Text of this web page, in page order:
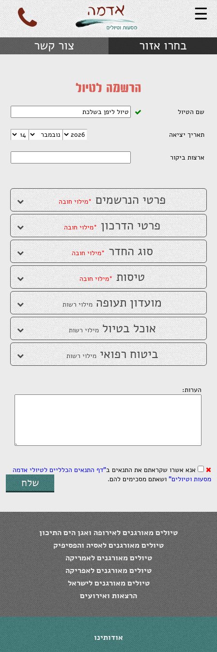
☰
צור קשר בחרו אזור
הרשמה לטיול
שם הטיול
תאריך יציאה
ארצות ביקור
פרטי הנרשמים*מילוי חובה
פרטי הדרכון*מילוי חובה
סוג החדר*מילוי חובה
טיסות*מילוי חובה
מועדון תעופהמילוי רשות
אוכל בטיולמילוי רשות
ביטוח רפואימילוי רשות
הערות:
אנא אשרו שקראתם את התנאים ב"דף התנאים הכלליים לטיולי אדמה
מסעות וטיולים” ושאתם מסכימים להם. שלח
טיולים מאורגנים לאירופה ואגן הים התיכון
טיולים מאורגנים לאסיה והפסיפיק
טיולים מאורגנים לאמריקה
טיולים מאורגנים לאפריקה
טיולים מאורגנים לישראל
הרצאות ואירועים
אודותינו